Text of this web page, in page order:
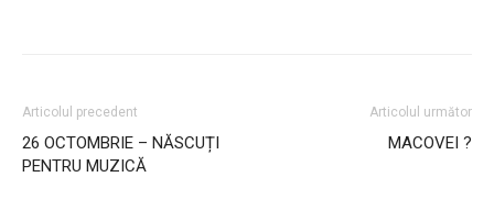
Articolul precedent
26 OCTOMBRIE – NĂSCUȚI
PENTRU MUZICĂ
Articolul următor
MACOVEI ?